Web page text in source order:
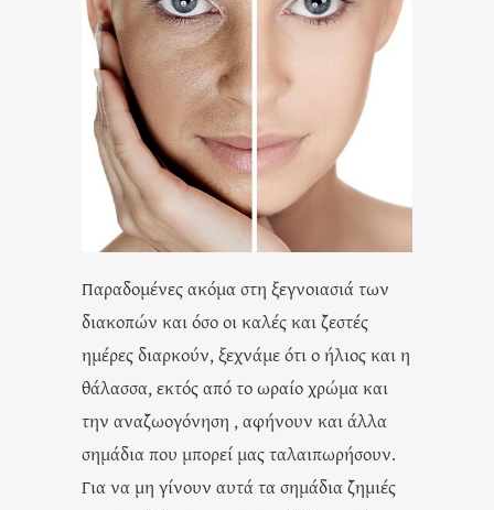
Παραδομένες ακόμα στη ξεγνοιασιά των
διακοπών και όσο οι καλές και ζεστές
ημέρες διαρκούν, ξεχνάμε ότι ο ήλιος και η
θάλασσα, εκτός από το ωραίο χρώμα και
την αναζωογόνηση , αφήνουν και άλλα
σημάδια που μπορεί μας ταλαιπωρήσουν.
Για να μη γίνουν αυτά τα σημάδια ζημιές